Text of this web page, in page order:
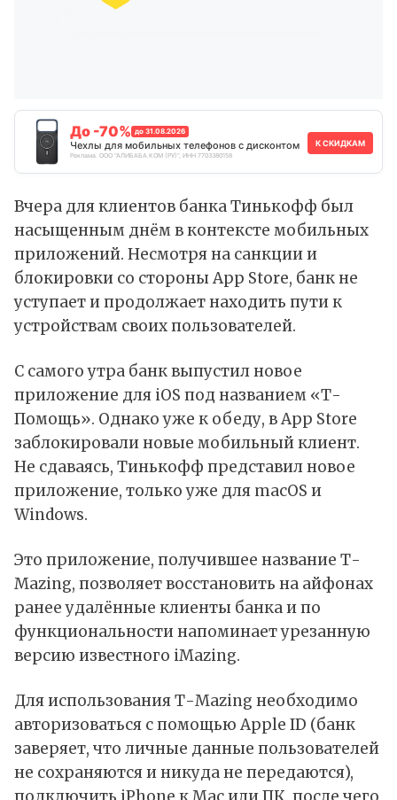
До -70% до 31.08.2026
Чехлы для мобильных телефонов с дисконтом
Реклама. ООО "АЛИБАБА.КОМ (РУ)", ИНН 7703380158
К СКИДКАМ
Вчера для клиентов банка Тинькофф был
насыщенным днём в контексте мобильных
приложений. Несмотря на санкции и
блокировки со стороны App Store, банк не
уступает и продолжает находить пути к
устройствам своих пользователей.
С самого утра банк выпустил новое
приложение для iOS под названием «Т-
Помощь». Однако уже к обеду, в App Store
заблокировали новые мобильный клиент.
Не сдаваясь, Тинькофф представилновое
приложение, только уже для macOS и
Windows.
Это приложение, получившее название Т-
Mazing, позволяет восстановить на айфонах
ранее удалённые клиенты банка и по
функциональности напоминает урезанную
версию известного iMazing.
Для использования Т-Mazing необходимо
авторизоваться с помощью Apple ID (банк
заверяет, что личные данные пользователей
не сохраняются и никуда не передаются),